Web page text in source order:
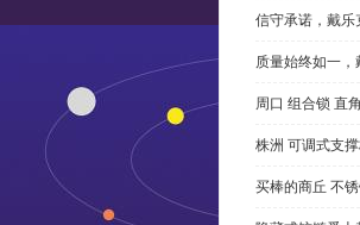
信守承诺，戴乐
质量始终如一
周口 组合锁 直
株洲 可调式支
买棒的商丘 不